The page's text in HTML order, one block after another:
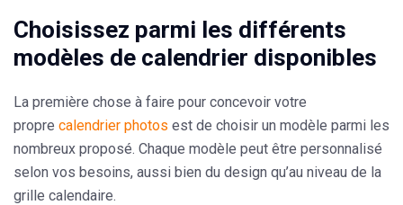
Choisissez parmi les différents
modèles de calendrier disponibles
La première chose à faire pour concevoir votre
propre calendrier photos est de choisir un modèle parmi les
nombreux proposé. Chaque modèle peut être personnalisé
selon vos besoins, aussi bien du design qu’au niveau de la
grille calendaire.